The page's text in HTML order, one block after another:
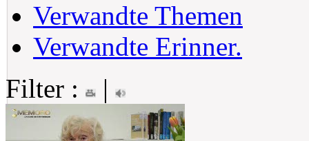
Verwandte Themen
Verwandte Erinner.
Filter :
|